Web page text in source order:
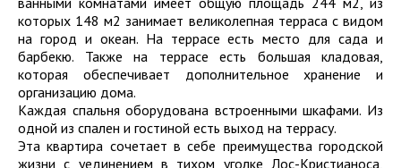
которых 148 м2 занимает великолепная терраса с видом
на город и океан. На террасе есть место для сада и
барбекю. Также на террасе есть большая кладовая,
которая обеспечивает дополнительное хранение и
организацию дома.
Каждая спальня оборудована встроенными шкафами. Из
одной из спален и гостиной есть выход на террасу.
Эта квартира сочетает в себе преимущества городской
жизни с уединением в тихом уголке Лос-Кристианоса,